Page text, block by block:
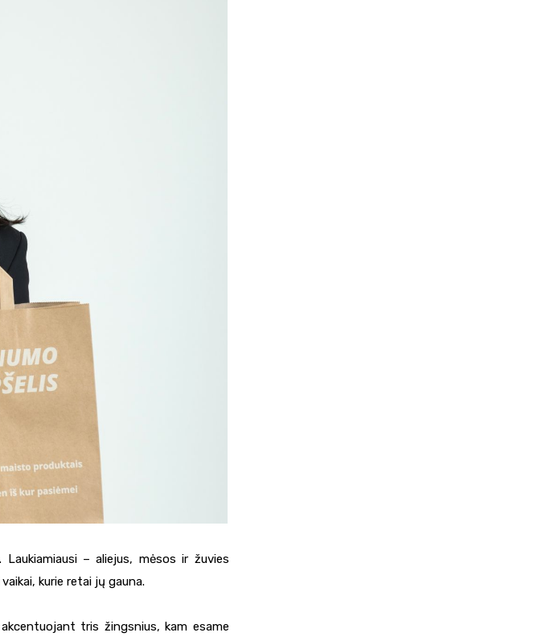
– aliejus, mėsos ir žuvies
kurie retai jų gauna.
tris žingsnius, kam esame